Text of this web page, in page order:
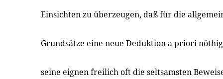
Einsichten zu überzeugen, daß für die
Grundsätze eine neue Deduktion a priori
seine eignen freilich oft die seltsamsten